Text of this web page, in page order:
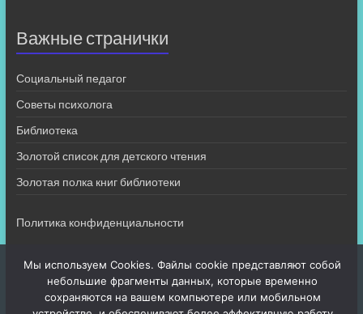
Важные странички
Социальный педагог
Советы психолога
Библиотека
Золотой список для детского чтения
Золотая полка книг библиотеки
Политика конфиденциальности
Мы используем Cookies. Файлы cookie представляют собой
небольшие фрагменты данных, которые временно
сохраняются на вашем компьютере или мобильном